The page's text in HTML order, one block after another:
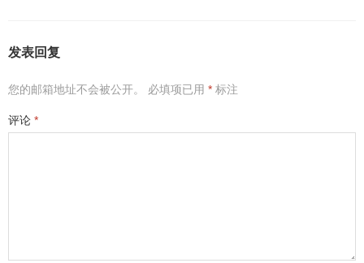
发表回复
您的邮箱地址不会被公开。 必填项已用 * 标注
评论 *